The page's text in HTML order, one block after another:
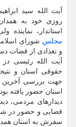
آیت الله سید
روزی خود به
استاندار، نماینده
مجلس شورای
و تعدادی از قضات
آیت الله رئیسی
حقوقی استان و
جهت بررسی آخرین
استان حضور یافته
دیدارهای مردمی،
قضایی و حضور در
سفرش به استان